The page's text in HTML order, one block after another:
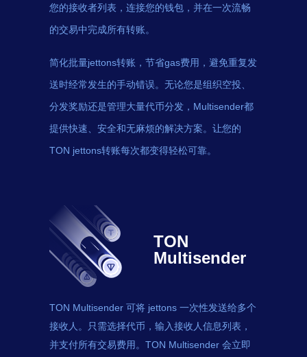
您的接收者列表，连接您的钱包，并在一次流畅
的交易中完成所有转账。
简化批量jettons转账，节省gas费用，避免重复发
送时经常发生的手动错误。无论您是组织空投、
分发奖励还是管理大量代币分发，Multisender都
提供快速、安全和无麻烦的解决方案。让您的
TON jettons转账每次都变得轻松可靠。
TON
Multisender
TON Multisender 可将 jettons 一次性发送给多个
接收人。只需选择代币，输入接收人信息列表，
并支付所有交易费用。TON Multisender 会立即